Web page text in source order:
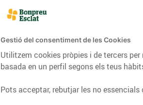
Gestió del consentiment de les Cookies
Utilitzem cookies pròpies i de tercers
basada en un perfil segons els teus
Pots acceptar, rebutjar les no